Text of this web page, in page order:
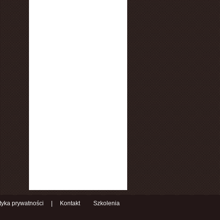
prywatności Kontakt Szkolenia